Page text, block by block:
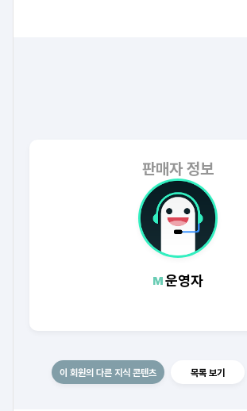
판매자 정보
운영자
이 회원의 다른 지식 콘텐츠 목록 보기